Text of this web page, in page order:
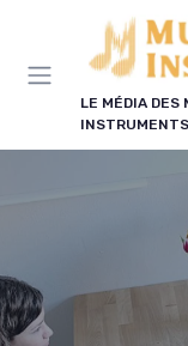
LE MÉDIA DES
Panneau de gestion